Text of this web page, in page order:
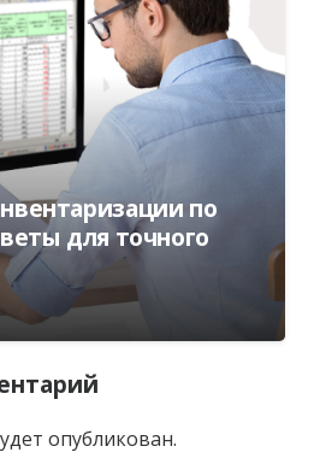
по
для точного
опубликован.